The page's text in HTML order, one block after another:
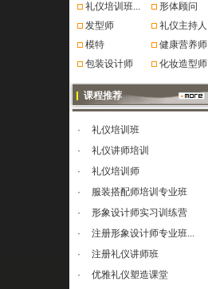
礼仪培训班...
形体顾问
发型师
礼仪主持人
模特
健康营养师
包装设计师
化妆造型师
课程推荐
·
礼仪培训班
·
礼仪讲师培训
·
礼仪培训师
·
服装搭配师培训专业班
·
形象设计师实习训练营
·
注册形象设计师专业班...
·
注册礼仪讲师班
·
优雅礼仪塑造课堂